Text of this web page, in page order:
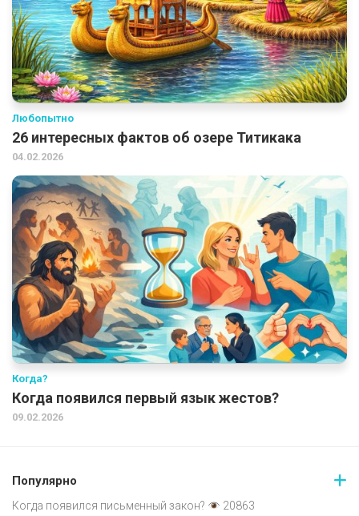
Любопытно
26 интересных фактов об озере Титикака
04.02.2026
Когда?
Когда появился первый язык жестов?
09.02.2026
Популярно
Когда появился письменный закон?
20863